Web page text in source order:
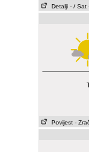
Detalji - / Sat
Povijest -